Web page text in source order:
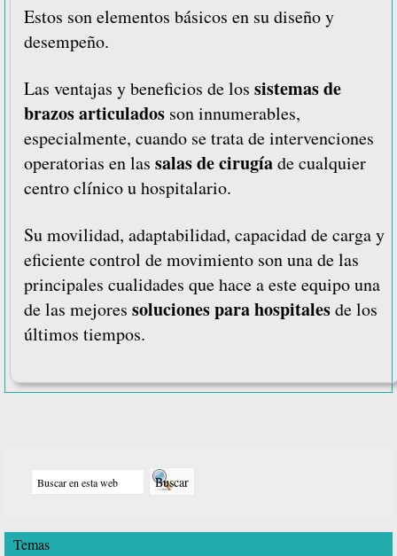
Estos son elementos básicos en su diseño y
desempeño.
Las ventajas y beneficios de los sistemas de
brazos articulados son innumerables,
especialmente, cuando se trata de intervenciones
operatorias en las salas de cirugíade cualquier
centro clínico u hospitalario.
Su movilidad, adaptabilidad, capacidad de carga y
eficiente control de movimiento son una de las
principales cualidades que hace a este equipo una
de las mejores soluciones para hospitalesde los
últimos tiempos.
lateral
web
Temas